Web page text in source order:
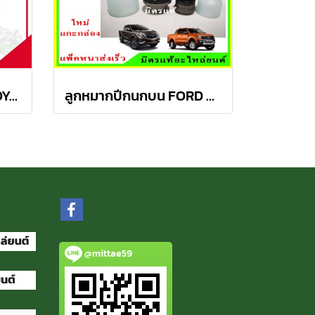
ลูกหมากกันโคลงหน้า TOYOTA AVANZA อเวนซ่า ปี 04-11ชุดช่วงล่าง TRW ราคาต่อคู่ ลูกหมากปีกนกบน FORD Ranger T6 / MAZDA BT50 PRO 2WD , 4WD
@mittae59